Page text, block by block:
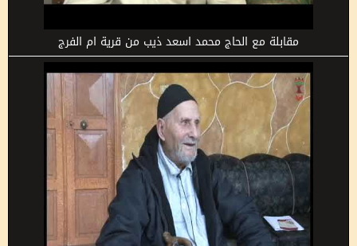
مقابلة مع الحاج محمد اسعد ذيب من قرية ام الفرج